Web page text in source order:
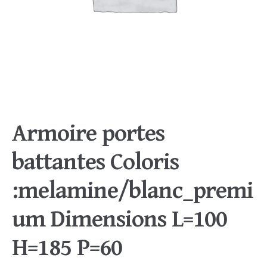
Armoire portes
battantes Coloris
:melamine/blanc_premi
um Dimensions L=100
H=185 P=60